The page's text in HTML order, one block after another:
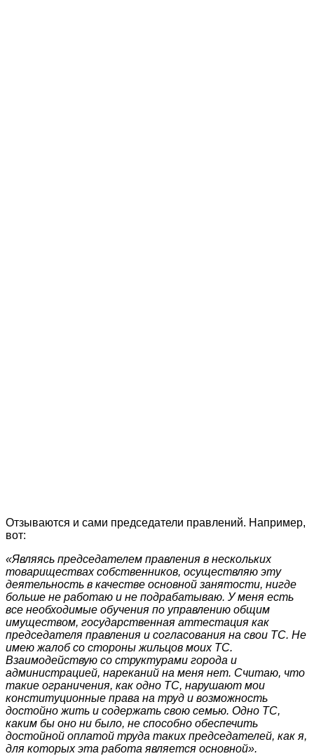
Отзываются и сами председатели правлений. Например,
вот:
«Являясь председателем правления в нескольких
товариществах собственников, осуществляю эту
деятельность в качестве основной занятости, нигде
больше не работаю и не подрабатываю. У меня есть
все необходимые обучения по управлению общим
имуществом, государственная аттестация как
председателя правления и согласования на свои ТС. Не
имею жалоб со стороны жильцов моих ТС.
Взаимодействую со структурами города и
администрацией, нареканий на меня нет. Считаю, что
такие ограничения, как одно ТС, нарушают мои
конституционные права на труд и возможность
достойно жить и содержать свою семью. Одно ТС,
каким бы оно ни было, не способно обеспечить
достойной оплатой труда таких председателей, как я,
для которых эта работа является основной».